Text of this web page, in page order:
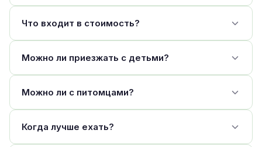
Что входит в стоимость?
Можно ли приезжать с детьми?
Можно ли с питомцами?
Когда лучше ехать?